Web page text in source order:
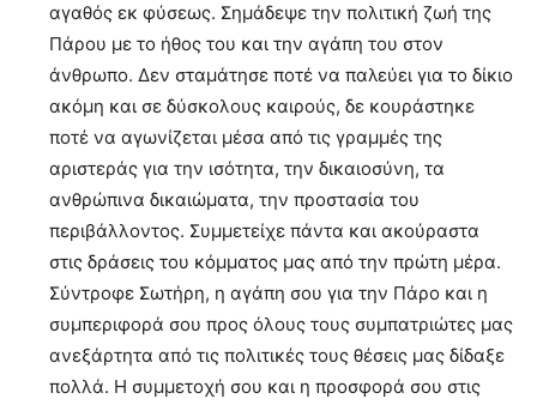
αγαθός εκ φύσεως. Σημάδεψε την πολιτική ζωή της
Πάρου με το ήθος του και την αγάπη του στον
άνθρωπο. Δεν σταμάτησε ποτέ να παλεύει για το δίκιο
ακόμη και σε δύσκολους καιρούς, δε κουράστηκε
ποτέ να αγωνίζεται μέσα από τις γραμμές της
αριστεράς για την ισότητα, την δικαιοσύνη, τα
ανθρώπινα δικαιώματα, την προστασία του
περιβάλλοντος. Συμμετείχε πάντα και ακούραστα
στις δράσεις του κόμματος μας από την πρώτη μέρα.
Σύντροφε Σωτήρη, η αγάπη σου για την Πάρο και η
συμπεριφορά σου προς όλους τους συμπατριώτες μας
ανεξάρτητα από τις πολιτικές τους θέσεις μας δίδαξε
πολλά. Η συμμετοχή σου και η προσφορά σου στις